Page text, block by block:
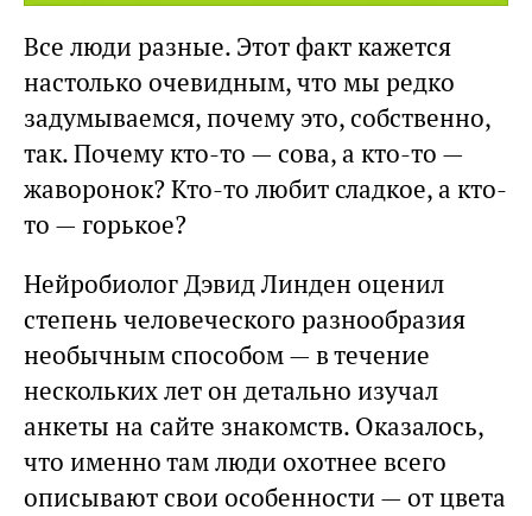
Все люди разные. Этот факт кажется
настолько очевидным, что мы редко
задумываемся, почему это, собственно,
так. Почему кто-то — сова, а кто-то —
жаворонок? Кто-то любит сладкое, а кто-
то — горькое?
Нейробиолог Дэвид Линден оценил
степень человеческого разнообразия
необычным способом — в течение
нескольких лет он детально изучал
анкеты на сайте знакомств. Оказалось,
что именно там люди охотнее всего
описывают свои особенности — от цвета